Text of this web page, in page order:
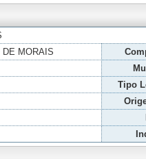
DE MORAIS
Tipo